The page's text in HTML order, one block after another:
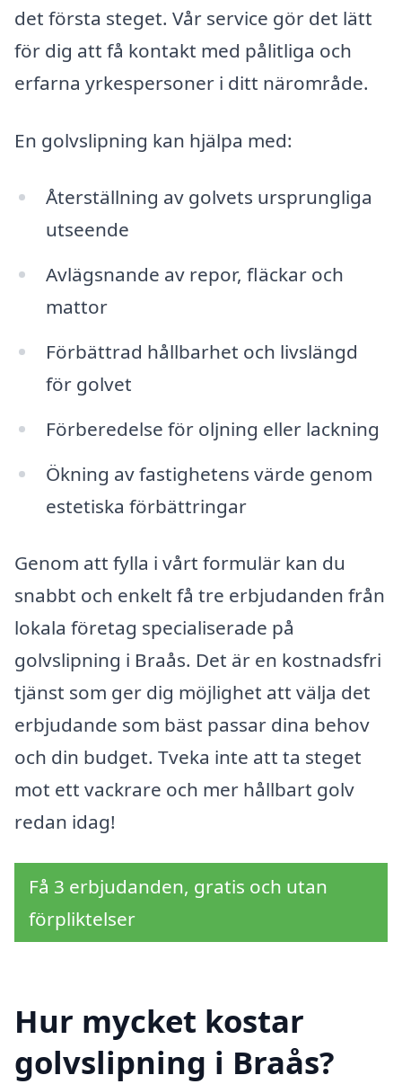
det första steget. Vår service gör det lätt
för dig att få kontakt med pålitliga och
erfarna yrkespersoner i ditt närområde.
En golvslipning kan hjälpa med:
Återställning av golvets ursprungliga
utseende
Avlägsnande av repor, fläckar och
mattor
Förbättrad hållbarhet och livslängd
för golvet
Förberedelse för oljning eller lackning
Ökning av fastighetens värde genom
estetiska förbättringar
Genom att fylla i vårt formulär kan du
snabbt och enkelt få tre erbjudanden från
lokala företag specialiserade på
golvslipning i Braås. Det är en kostnadsfri
tjänst som ger dig möjlighet att välja det
erbjudande som bäst passar dina behov
och din budget. Tveka inte att ta steget
mot ett vackrare och mer hållbart golv
redan idag!
Få 3 erbjudanden, gratis och utan
förpliktelser
Hur mycket kostar
golvslipning i Braås?